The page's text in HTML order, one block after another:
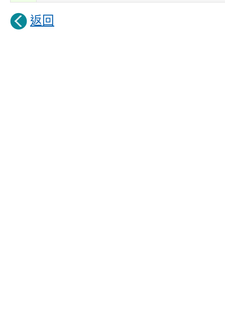
返回